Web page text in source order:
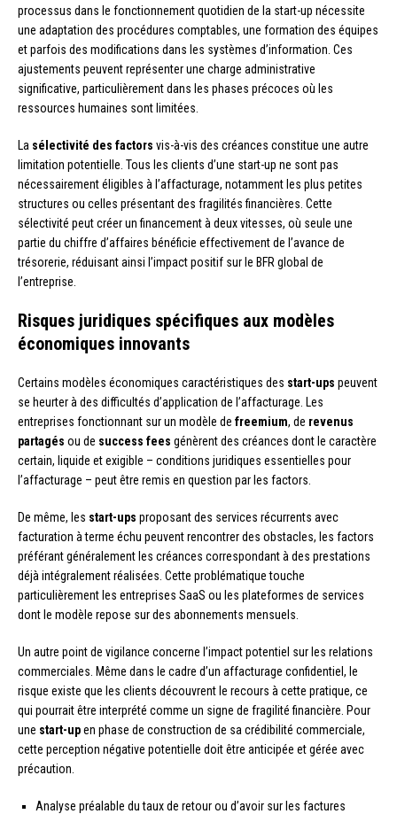
processus dans le fonctionnement quotidien de la start-up nécessite
une adaptation des procédures comptables, une formation des équipes
et parfois des modifications dans les systèmes d’information. Ces
ajustements peuvent représenter une charge administrative
significative, particulièrement dans les phases précoces où les
ressources humaines sont limitées.
La sélectivité des factors vis-à-vis des créances constitue une autre
limitation potentielle. Tous les clients d’une start-up ne sont pas
nécessairement éligibles à l’affacturage, notamment les plus petites
structures ou celles présentant des fragilités financières. Cette
sélectivité peut créer un financement à deux vitesses, où seule une
partie du chiffre d’affaires bénéficie effectivement de l’avance de
trésorerie, réduisant ainsi l’impact positif sur le BFR global de
l’entreprise.
Risques juridiques spécifiques aux modèles
économiques innovants
Certains modèles économiques caractéristiques des start-ups peuvent
se heurter à des difficultés d’application de l’affacturage. Les
entreprises fonctionnant sur un modèle de freemium, de revenus
partagés ou de success fees génèrent des créances dont le caractère
certain, liquide et exigible – conditions juridiques essentielles pour
l’affacturage – peut être remis en question par les factors.
De même, les start-ups proposant des services récurrents avec
facturation à terme échu peuvent rencontrer des obstacles, les factors
préférant généralement les créances correspondant à des prestations
déjà intégralement réalisées. Cette problématique touche
particulièrement les entreprises SaaS ou les plateformes de services
dont le modèle repose sur des abonnements mensuels.
Un autre point de vigilance concerne l’impact potentiel sur les relations
commerciales. Même dans le cadre d’un affacturage confidentiel, le
risque existe que les clients découvrent le recours à cette pratique, ce
qui pourrait être interprété comme un signe de fragilité financière. Pour
une start-upen phase de construction de sa crédibilité commerciale,
cette perception négative potentielle doit être anticipée et gérée avec
précaution.
Analyse préalable du taux de retour ou d’avoir sur les factures